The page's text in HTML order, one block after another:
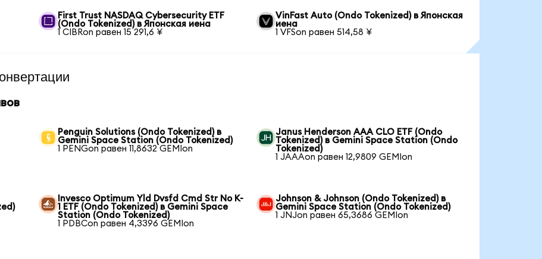
First Trust NASDAQ Cybersecurity ETF
(Ondo Tokenized) в Японская иена
1 CIBRon равен 15 291,6 ¥
VinFast Auto (Ondo Tokenized) в Японская
иена
1 VFSon равен 514,58 ¥
Penguin Solutions (Ondo Tokenized) в
Gemini Space Station (Ondo Tokenized)
1 PENGon равен 11,8632 GEMIon
Janus Henderson AAA CLO ETF (Ondo
Tokenized) в Gemini Space Station (Ondo
Tokenized)
1 JAAAon равен 12,9809 GEMIon
Invesco Optimum Yld Dvsfd Cmd Str No K-
1 ETF (Ondo Tokenized) в Gemini Space
Station (Ondo Tokenized)
1 PDBCon равен 4,3396 GEMIon
Johnson & Johnson (Ondo Tokenized) в
Gemini Space Station (Ondo Tokenized)
1 JNJon равен 65,3686 GEMIon